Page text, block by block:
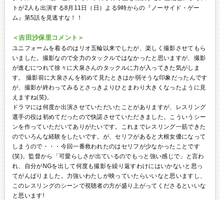
トが2人も出演する8月11日（日）よる9時からの『ノーサイド・ゲー
ム』第5話を見逃すな！！
＜吉田沙保里コメント＞
ユニフォームを着るのはリオ五輪以来でしたが、楽しく撮影させてもら
いました。撮影なので全力のタックルではなかったと思いますが、撮影
が進むにつれて徐々に大泉さんのタックルに力が入ってきた気がしま
す。 撮影前に大泉さんを初めて見たときはか弱そうな印象だったんです
が、撮影が終わってみるとさっきよりひとまわり大きくなったように見
えますね(笑)。
ドラマには何度か出演させていただいたことがありますが、レスリング
選手の役は初めてだったので快諾させていただきました。こういうシー
ンを作っていただいてありがたいです。これまでレスリング一筋できた
のでいろんな経験をしたいです。が、セリフがあると大根女優になって
しまうので・・・今回一番救われたのはセリフが少なかったことです
(笑)。監督から「可愛らしさが出ているのでもっと強い感じで」と言わ
れ、自分がNGを出して何度も撮影を繰り返すわけにはいかないと思っ
てがんばりました。力強いわたしが映っていたらいいなと思いますし、
このレスリングのシーンで視聴者の方が盛り上がってくださるといいな
と思います!